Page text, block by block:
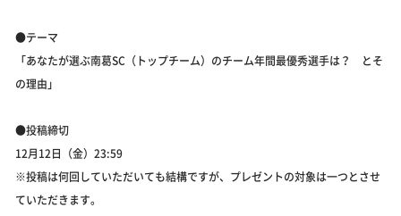
●テーマ
「あなたが選ぶ南葛SC（トップチーム）のチーム年間最優秀選手は？ とそ
の理由」
●投稿締切
12月12日（金）23:59
※投稿は何回していただいても結構ですが、プレゼントの対象は一つとさせ
ていただきます。